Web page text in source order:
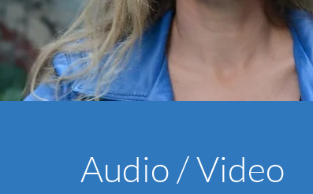
/ VIDEO -ANNE
Audio / Video